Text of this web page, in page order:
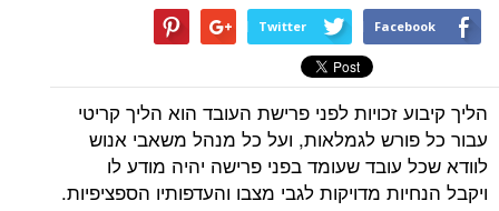
Facebook
Twitter
הליך קיבוע זכויות לפני פרישת העובד הוא הליך קריטי
עבור כל פורש לגמלאות, ועל כל מנהל משאבי אנוש
לוודא שכל עובד שעומד בפני פרישה יהיה מודע לו
ויקבל הנחיות מדויקות לגבי מצבו והעדפותיו הספציפיות.